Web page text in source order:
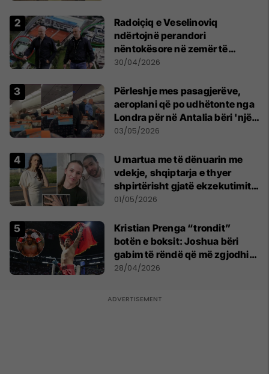
Radoiçiq e Veselinoviq
ndërtojnë perandori
nëntokësore në zemër të
Beogradit, nën vilat e tyre
30/04/2026
Përleshje mes pasagjerëve,
aeroplani që po udhëtonte nga
Londra për në Antalia bëri 'një
ulje emergjente' në Prishtinë
03/05/2026
U martua me të dënuarin me
vdekje, shqiptarja e thyer
shpirtërisht gjatë ekzekutimit
të Broadnax
01/05/2026
Kristian Prenga “trondit”
botën e boksit: Joshua bëri
gabim të rëndë që më zgjodhi
mua si kundërshtar
28/04/2026